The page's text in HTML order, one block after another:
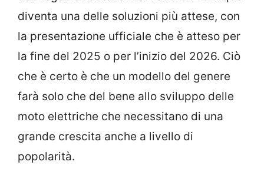
diventa una delle soluzioni più attese, con
la presentazione ufficiale che è atteso per
la fine del 2025 o per l’inizio del 2026. Ciò
che è certo è che un modello del genere
farà solo che del bene allo sviluppo delle
moto elettriche che necessitano di una
grande crescita anche a livello di
popolarità.